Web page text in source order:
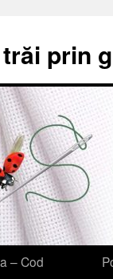
prin
– Cod